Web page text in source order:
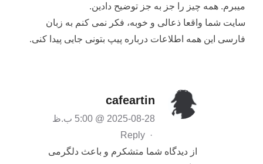
میبرم. همه چیز را جز به جز توضیح دادین.
سایت شما واقعا ذعالی و خوبه، فکر نمی کنم به زبان
فارسی این همه اطلاعات درباره پیپ بتونی جایی پیدا کنی.
cafeartin
2025-08-28 @ 5:00 ب.ظ
·
Reply
از دیدگاه شما متشکرم و باعث دلگرمی